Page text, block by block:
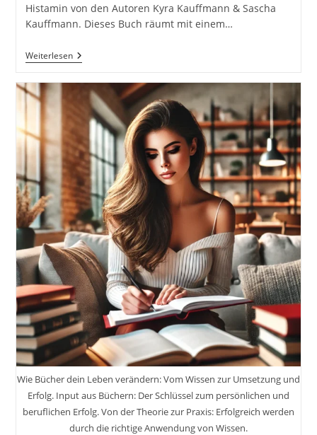
Histamin von den Autoren Kyra Kauffmann & Sascha
Kauffmann. Dieses Buch räumt mit einem…
WeiterlesenDer
Histamin
Weg
Radikaldiäten
Und
Verbotslisten
–
Die
Formel
Für
Ein
Gesundes
Leben
MIT
Histamin
Von
Von
Kyra
Kauffmann
Und
Sascha
Kauffmann
Wie Bücher dein Leben verändern: Vom Wissen zur Umsetzung und
Erfolg. Input aus Büchern: Der Schlüssel zum persönlichen und
beruflichen Erfolg. Von der Theorie zur Praxis: Erfolgreich werden
durch die richtige Anwendung von Wissen.